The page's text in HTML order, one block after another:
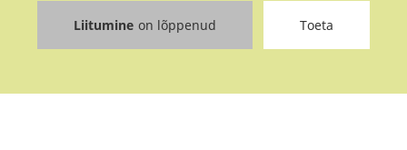
Liitumine on lõppenud Toeta